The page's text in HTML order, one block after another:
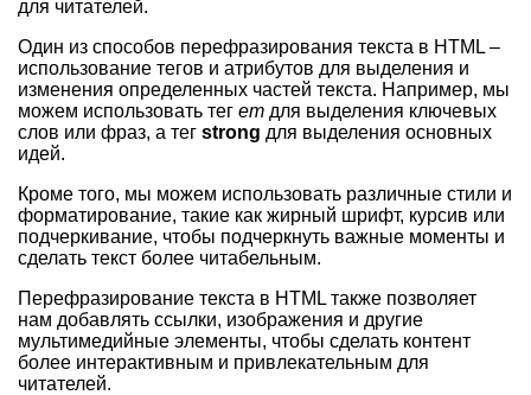
для читателей.
Один из способов перефразирования текста в HTML –
использование тегов и атрибутов для выделения и
изменения определенных частей текста. Например, мы
можем использовать тег em для выделения ключевых
слов или фраз, а тег strong для выделения основных
идей.
Кроме того, мы можем использовать различные стили и
форматирование, такие как жирный шрифт, курсив или
подчеркивание, чтобы подчеркнуть важные моменты и
сделать текст более читабельным.
Перефразирование текста в HTML также позволяет
нам добавлять ссылки, изображения и другие
мультимедийные элементы, чтобы сделать контент
более интерактивным и привлекательным для
читателей.